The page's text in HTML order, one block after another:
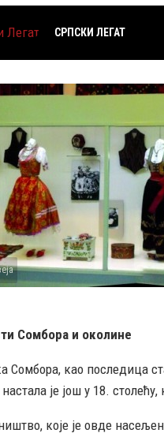
СРПСКИ ЛЕГАТ
Сомбора и околине
као последица
је још у 18. столећу,
које је овде